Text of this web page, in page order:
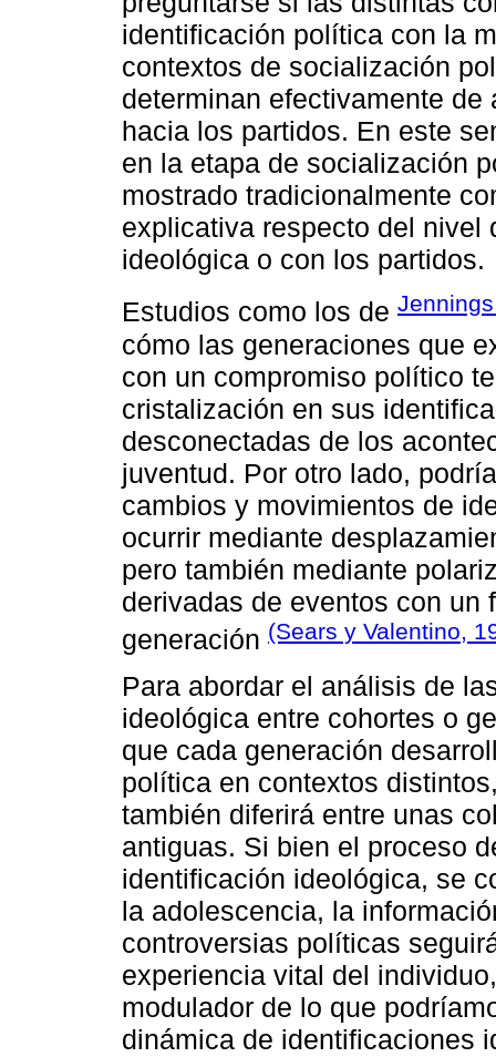
identificación política con la
contextos de socialización
determinan efectivamente
hacia los partidos. En este
en la etapa de socialización
mostrado tradicionalmente
explicativa respecto del nivel
ideológica o con los partidos.
Estudios como los de
cómo las generaciones que
con un compromiso político
cristalización en sus
desconectadas de los
juventud. Por otro lado,
cambios y movimientos de
ocurrir mediante
pero también mediante
derivadas de eventos con un
generación (Sears y Valentino,
Para abordar el análisis de
ideológica entre cohortes o
que cada generación
política en contextos
también diferirá entre unas
antiguas. Si bien el proceso
identificación ideológica, se
la adolescencia, la
controversias políticas
experiencia vital del
modulador de lo que
dinámica de identificaciones